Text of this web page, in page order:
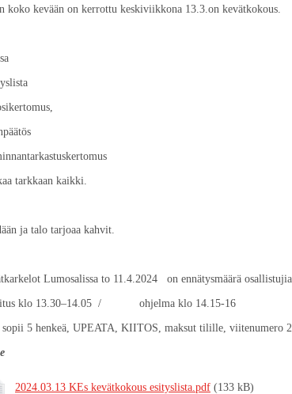
koko kevään on kerrottu keskiviikkona 13.3.on kevätkokous.
tarkkaan kaikki.
ja talo tarjoaa kahvit.
Lumosalissa to 11.4.2024 on ennätysmäärä
klo 13.30–14.05 /
5 henkeä, UPEATA, KIITOS, maksut tilille, viitenumero
2024.03.13 KEs kevätkokous esityslista.pdf (133 kB)